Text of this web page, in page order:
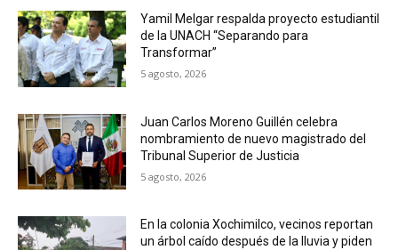
Yamil Melgar respalda proyecto estudiantil
de la UNACH “Separando para
Transformar”
5 agosto, 2026
Juan Carlos Moreno Guillén celebra
nombramiento de nuevo magistrado del
Tribunal Superior de Justicia
5 agosto, 2026
En la colonia Xochimilco, vecinos reportan
un árbol caído después de la lluvia y piden